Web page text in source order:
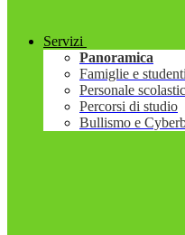
Servizi
Panoramica
Famiglie e studenti
Personale
Percorsi di studio
Bullismo e